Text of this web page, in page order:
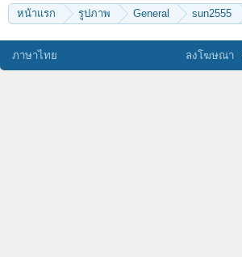
หน้าแรก รูปภาพ General sun2555
ภาษาไทย ลงโฆษณา